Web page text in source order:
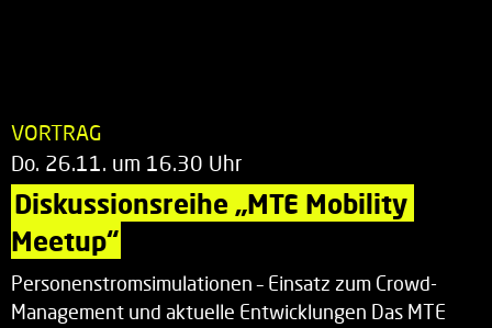
VORTRAG
Do. 26.11. um 16.30 Uhr
Diskussionsreihe „MTE Mobility
Meetup“
Personenstromsimulationen – Einsatz zum Crowd-
Management und aktuelle Entwicklungen Das MTE